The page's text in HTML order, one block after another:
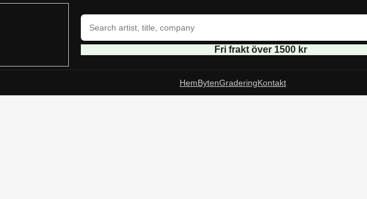
Fri frakt över 1500 kr
HemBytenGraderingKontakt